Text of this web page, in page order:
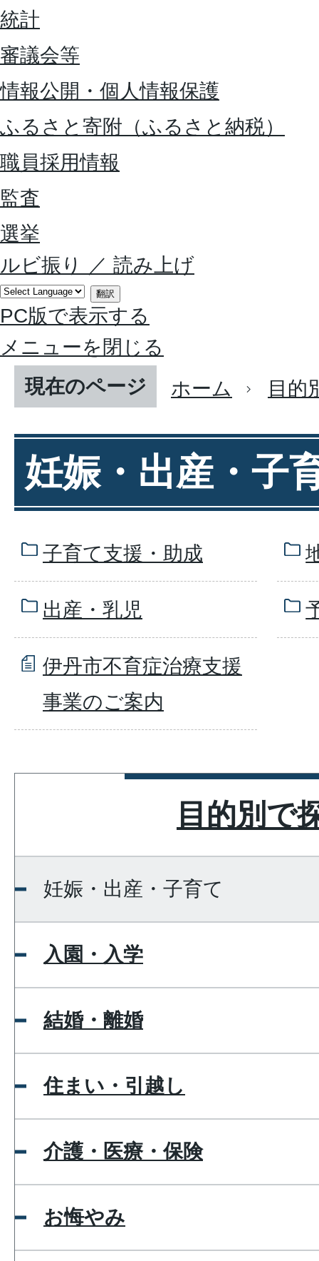
統計
審議会等
情報公開・個人情報保護
ふるさと寄附（ふるさと納税）
職員採用情報
監査
選挙
ルビ振り
／ 読み上げ
翻訳
PC版で表示する
メニューを閉じる
現在のページ
ホーム 目的
妊娠・出産・子
子育て支援・助成
出産・乳児
伊丹市不育症治療支援
事業のご案内
目的別で
妊娠・出産・子育て
入園・入学
結婚・離婚
住まい・引越し
介護・医療・保険
お悔やみ